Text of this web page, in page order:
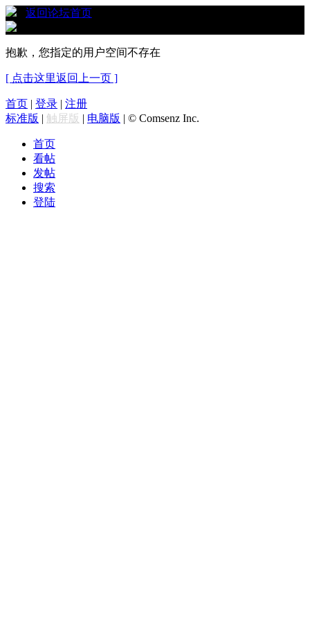
返回论坛首页
抱歉，您指定的用户空间不存在
[ 点击这里返回上一页 ]
首页 | 登录 | 注册
标准版 | 触屏版 | 电脑版 | © Comsenz Inc.
首页
看帖
发帖
搜索
登陆